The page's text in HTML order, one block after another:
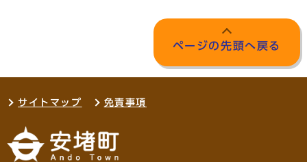
ページの先頭へ戻る
サイトマップ 免責事項